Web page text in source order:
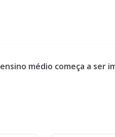
médio começa a ser